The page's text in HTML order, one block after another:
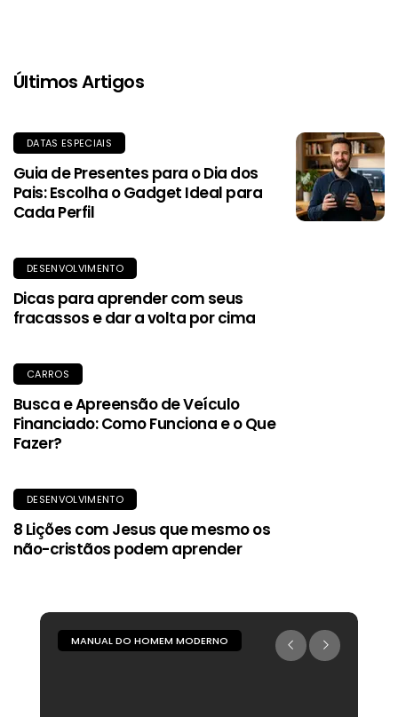
Últimos Artigos
DATAS ESPECIAIS
Guia de Presentes para o Dia dos
Pais: Escolha o Gadget Ideal para
Cada Perfil
DESENVOLVIMENTO
Dicas para aprender com seus
fracassos e dar a volta por cima
CARROS
Busca e Apreensão de Veículo
Financiado: Como Funciona e o Que
Fazer?
DESENVOLVIMENTO
8 Lições com Jesus que mesmo os
não-cristãos podem aprender
MANUAL DO HOMEM MODERNO